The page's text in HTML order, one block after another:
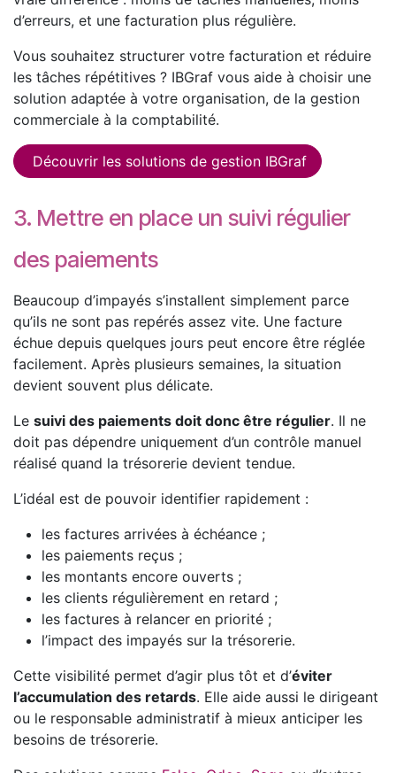
d’erreurs, et une facturation plus régulière.
Vous souhaitez structurer votre facturation et réduire
les tâches répétitives ? IBGraf vous aide à choisir une
solution adaptée à votre organisation, de la gestion
commerciale à la comptabilité.
Découvrir les solutions de gestion IBGraf
3. Mettre en place un suivi régulier
des paiements
Beaucoup d’impayés s’installent simplement parce
qu’ils ne sont pas repérés assez vite. Une facture
échue depuis quelques jours peut encore être réglée
facilement. Après plusieurs semaines, la situation
devient souvent plus délicate.
Le suivi des paiements doit donc être régulier. Il ne
doit pas dépendre uniquement d’un contrôle manuel
réalisé quand la trésorerie devient tendue.
L’idéal est de pouvoir identifier rapidement :
les factures arrivées à échéance ;
les paiements reçus ;
les montants encore ouverts ;
les clients régulièrement en retard ;
les factures à relancer en priorité ;
l’impact des impayés sur la trésorerie.
Cette visibilité permet d’agir plus tôt et d’éviter
l’accumulation des retards. Elle aide aussi le dirigeant
ou le responsable administratif à mieux anticiper les
besoins de trésorerie.